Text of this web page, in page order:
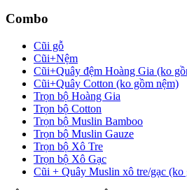
Combo
Cũi gỗ
Cũi+Nệm
Cũi+Quây đệm Hoàng Gia (ko
Cũi+Quây Cotton (ko gồm nệm)
Trọn bộ Hoàng Gia
Trọn bộ Cotton
Trọn bộ Muslin Bamboo
Trọn bộ Muslin Gauze
Trọn bộ Xô Tre
Trọn bộ Xô Gạc
Cũi + Quây Muslin xô tre/gạc (ko